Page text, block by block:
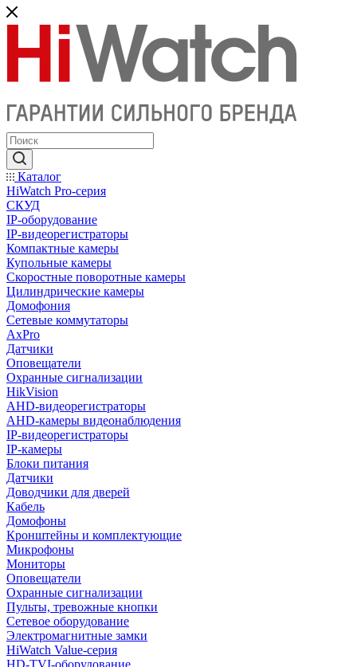
Каталог
HiWatch Pro-серия
CКУД
IP-оборудование
IP-видеорегистраторы
Компактные камеры
Купольные камеры
Скоростные поворотные камеры
Цилиндрические камеры
Домофония
Сетевые коммутаторы
AxPro
Датчики
Оповещатели
Охранные сигнализации
HikVision
AHD-видеорегистраторы
AHD-камеры видеонаблюдения
IP-видеорегистраторы
IP-камеры
Блоки питания
Датчики
Доводчики для дверей
Кабель
Домофоны
Кронштейны и комплектующие
Микрофоны
Мониторы
Оповещатели
Охранные сигнализации
Пульты, тревожные кнопки
Сетевое оборудование
Электромагнитные замки
HiWatch Value-серия
HD-TVI-оборудование